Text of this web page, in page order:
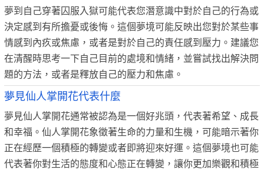
夢到自己穿著囚服入獄可能代表您潛意識中對於自己的行為或
決定感到有所擔憂或後悔。這個夢境可能反映出您對於某些事
情感到內疚或焦慮，或者是對於自己的責任感到壓力。建議您
在清醒時思考一下自己目前的處境和情緒，並嘗試找出解決問
題的方法，或者是釋放自己的壓力和焦慮。
夢見仙人掌開花代表什麼
夢見仙人掌開花通常被認為是一個好兆頭，代表著希望、成長
和幸福。仙人掌開花象徵著生命的力量和生機，可能暗示著你
正在經歷一個積極的轉變或者即將迎來好運。這個夢境也可能
代表著你對生活的態度和心態正在轉變，讓你更加樂觀和積極